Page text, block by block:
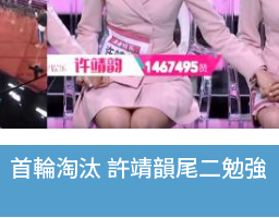
輪淘汰 許靖韻尾二勉強